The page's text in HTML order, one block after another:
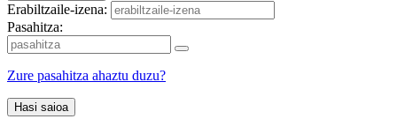
Erabiltzaile-izena:
Pasahitza:
Zure pasahitza ahaztu duzu?
Hasi saioa